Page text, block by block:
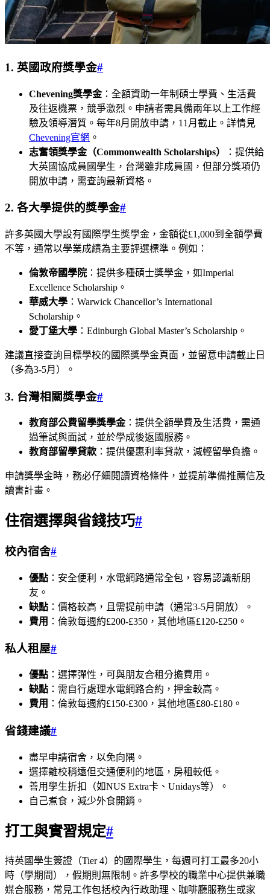
1. 英國政府獎學金#
Chevening獎學金：全額資助一年制碩士學費、生活費
及往返機票，競爭激烈。申請者需具備兩年以上工作經
驗及領導潛質。每年8月開放申請，11月截止。詳情見
Chevening官網 。
志奮領獎學金（Commonwealth Scholarships）
：提供給
大英國協成員國學生，台灣雖非成員國，但部分獎項仍
開放申請，需查詢最新資格。
2. 各大學提供的獎學金#
許多英國大學設有國際學生獎學金，金額從£1,000到全額學費
不等，通常以學業成績為主要評選標準。例如：
倫敦帝國學院 ：提供多種碩士獎學金，如Imperial
Excellence Scholarship。
華威大學 ：Warwick Chancellor’s International
Scholarship。
愛丁堡大學 ：Edinburgh Global Master’s Scholarship。
建議直接查詢目標學校的國際獎學金頁面，並留意申請截止日
（多為3-5月）。
3. 台灣相關獎學金#
教育部公費留學獎學金：提供全額學費及生活費，需通
過筆試與面試，並於學成後返國服務。
教育部留學貸款 ：提供優惠利率貸款，減輕留學負擔。
申請獎學金時，務必仔細閱讀資格條件，並提前準備推薦信及
讀書計畫。
住宿選擇與省錢技巧#
校內宿舍#
優點 ：安全便利，水電網路通常全包，容易認識新朋
友。
缺點 ：價格較高，且需提前申請（通常3-5月開放）。
費用 ：倫敦每週約£200-£350，其他地區£120-£250。
私人租屋#
優點 ：選擇彈性，可與朋友合租分擔費用。
缺點 ：需自行處理水電網路合約，押金較高。
費用 ：倫敦每週約£150-£300，其他地區£80-£180。
省錢建議#
盡早申請宿舍，以免向隅。
選擇離校稍遠但交通便利的地區，房租較低。
善用學生折扣（如NUS Extra卡、Unidays等）。
自己煮食，減少外食開銷。
打工與實習規定#
持英國學生簽證（Tier 4）的國際學生，每週可打工最多20小
時（學期間），假期則無限制。許多學校的職業中心提供兼職
媒合服務，常見工作包括校內行政助理、咖啡廳服務生或家